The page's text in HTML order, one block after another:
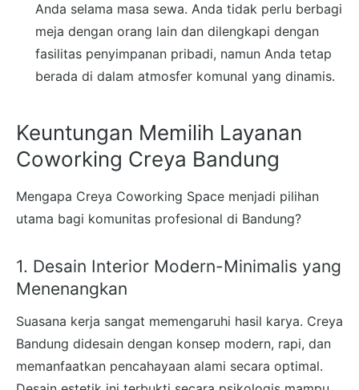
Anda selama masa sewa. Anda tidak perlu berbagi
meja dengan orang lain dan dilengkapi dengan
fasilitas penyimpanan pribadi, namun Anda tetap
berada di dalam atmosfer komunal yang dinamis.
Keuntungan Memilih Layanan
Coworking Creya Bandung
Mengapa Creya Coworking Space menjadi pilihan
utama bagi komunitas profesional di Bandung?
1. Desain Interior Modern-Minimalis yang
Menenangkan
Suasana kerja sangat memengaruhi hasil karya. Creya
Bandung didesain dengan konsep modern, rapi, dan
memanfaatkan pencahayaan alami secara optimal.